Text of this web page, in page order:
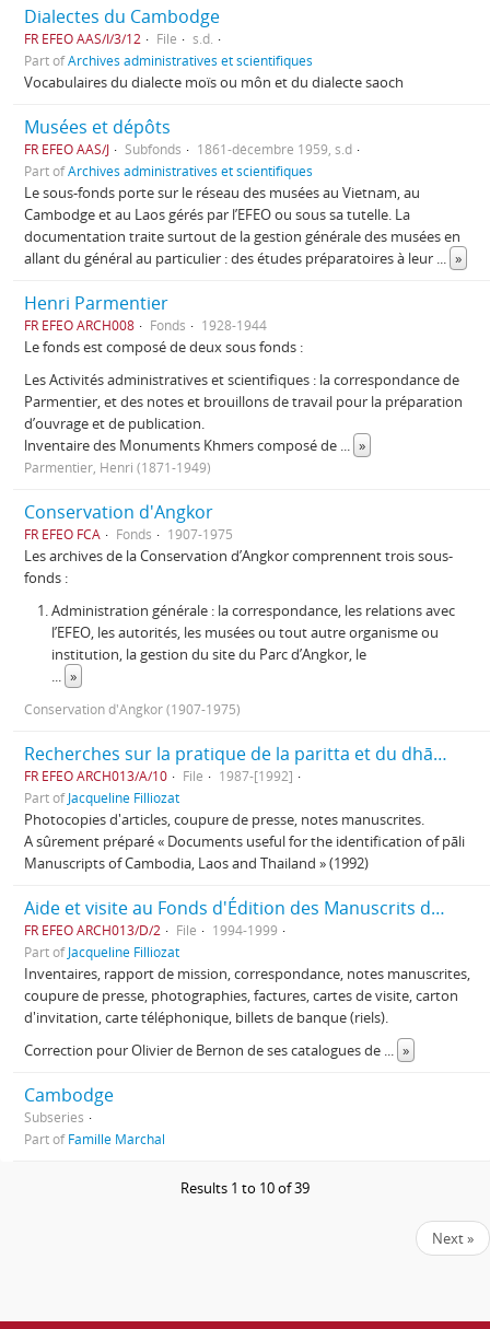
Dialectes du Cambodge
FR EFEO AAS/I/3/12 File
s.d.
Part ofArchives administratives et scientifiques
Vocabulaires du dialecte moïs ou môn et du dialecte saoch
Musées et dépôts
FR EFEO AAS/J Subfonds
1861-décembre 1959, s.d
Part ofArchives administratives et scientifiques
Le sous-fonds porte sur le réseau des musées au Vietnam, au
Cambodge et au Laos gérés par l’EFEO ou sous sa tutelle. La
documentation traite surtout de la gestion générale des musées en
allant du général au particulier : des études préparatoires à leur ... »
Henri Parmentier
FR EFEO ARCH008 Fonds 1928-1944
Le fonds est composé de deux sous fonds :
Les Activités administratives et scientifiques : la correspondance de
Parmentier, et des notes et brouillons de travail pour la préparation
d’ouvrage et de publication.
lnventaire des Monuments Khmers composé de ... »
Parmentier, Henri (1871-1949)
Conservation d'Angkor
FR EFEO FCA Fonds 1907-1975
Les archives de la Conservation d’Angkor comprennent trois sous-
fonds :
Administration générale : la correspondance, les relations avec
l’EFEO, les autorités, les musées ou tout autre organisme ou
institution, la gestion du site du Parc d’Angkor, le
... »
Conservation d'Angkor (1907-1975)
Recherches sur la pratique de la paritta et du dhāraṇī (mantras)
FR EFEO ARCH013/A/10 File
1987-[1992]
Part ofJacqueline Filliozat
Photocopies d'articles, coupure de presse, notes manuscrites.
A sûrement préparé « Documents useful for the identification of pāli
Manuscripts of Cambodia, Laos and Thailand » (1992)
Aide et visite au Fonds d'Édition des Manuscrits du Cambodge (FEMC)
FR EFEO ARCH013/D/2 File
1994-1999
Part ofJacqueline Filliozat
Inventaires, rapport de mission, correspondance, notes manuscrites,
coupure de presse, photographies, factures, cartes de visite, carton
d'invitation, carte téléphonique, billets de banque (riels).
Correction pour Olivier de Bernon de ses catalogues de ... »
Cambodge
Subseries
Part ofFamille Marchal
Results 1 to 10 of 39
Next »